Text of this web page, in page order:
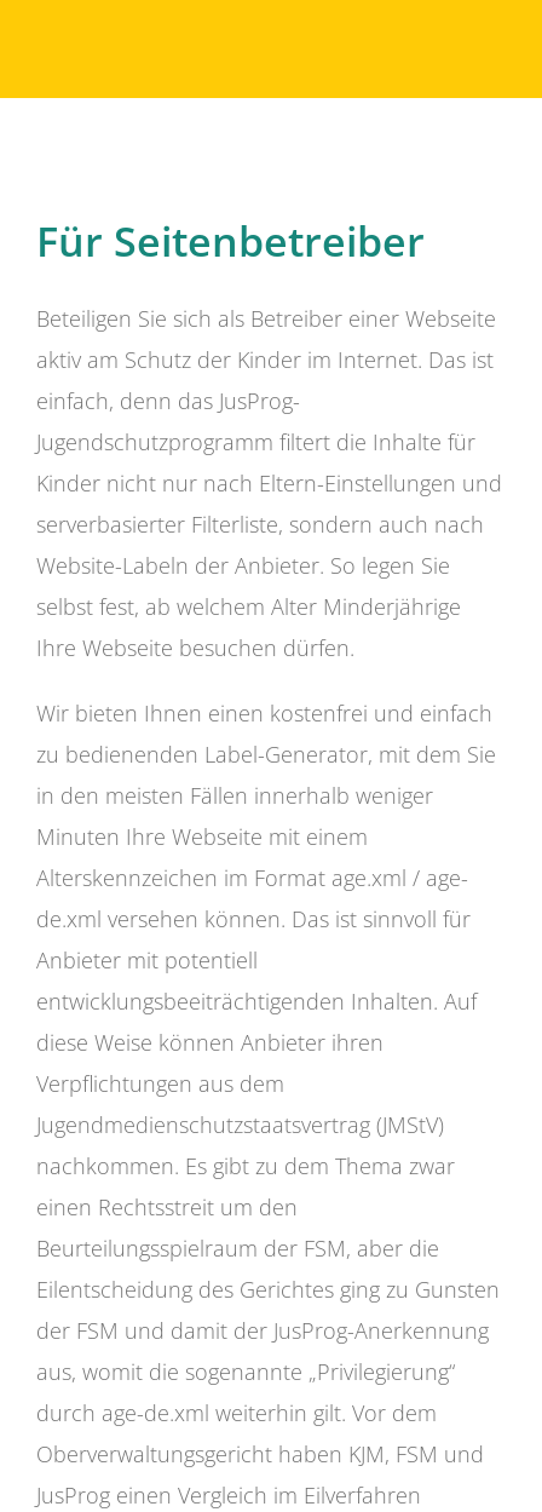
Für Seitenbetreiber
Beteiligen Sie sich als Betreiber einer Webseite
aktiv am Schutz der Kinder im Internet. Das ist
einfach, denn das JusProg-
Jugendschutzprogramm filtert die Inhalte für
Kinder nicht nur nach Eltern-Einstellungen und
serverbasierter Filterliste, sondern auch nach
Website-Labeln der Anbieter. So legen Sie
selbst fest, ab welchem Alter Minderjährige
Ihre Webseite besuchen dürfen.
Wir bieten Ihnen einen kostenfrei und einfach
zu bedienenden Label-Generator, mit dem Sie
in den meisten Fällen innerhalb weniger
Minuten Ihre Webseite mit einem
Alterskennzeichen im Format age.xml / age-
de.xml versehen können. Das ist sinnvoll für
Anbieter mit potentiell
entwicklungsbeeiträchtigenden Inhalten. Auf
diese Weise können Anbieter ihren
Verpflichtungen aus dem
Jugendmedienschutzstaatsvertrag (JMStV)
nachkommen. Es gibt zu dem Thema zwar
einen Rechtsstreit um den
Beurteilungsspielraum der FSM, aber die
Eilentscheidung des Gerichtes ging zu Gunsten
der FSM und damit der JusProg-Anerkennung
aus, womit die sogenannte „Privilegierung“
durch age-de.xml weiterhin gilt. Vor dem
Oberverwaltungsgericht haben KJM, FSM und
JusProg einen Vergleich im Eilverfahren